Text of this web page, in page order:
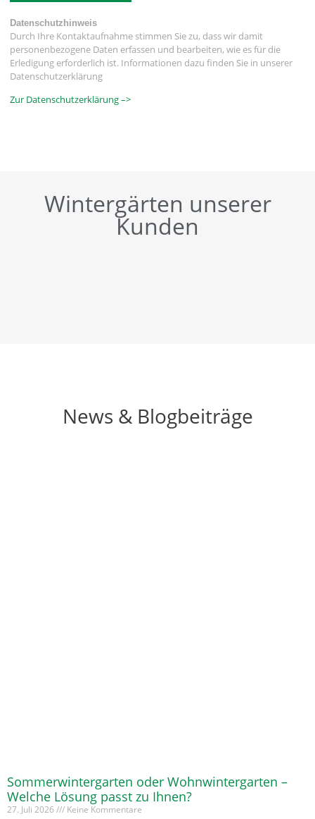
Datenschutzhinweis
Durch Ihre Kontaktaufnahme stimmen Sie zu, dass wir damit
personenbezogene Daten erfassen und bearbeiten, wie es für die
Erledigung erforderlich ist. Informationen dazu finden Sie in unserer
Datenschutzerklärung
Zur Datenschutzerklärung –>
Wintergärten unserer
Kunden
News & Blogbeiträge
Sommerwintergarten oder Wohnwintergarten –
Welche Lösung passt zu Ihnen?
27. Juli 2026 Keine Kommentare